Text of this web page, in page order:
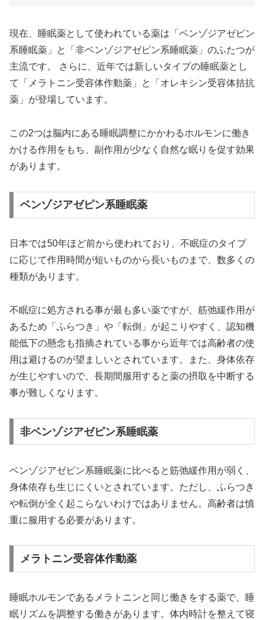
現在、睡眠薬として使われている薬は「ベンゾジアゼピン
系睡眠薬」と「非ベンゾジアゼピン系睡眠薬」のふたつが
主流です。 さらに、近年では新しいタイプの睡眠薬とし
て「メラトニン受容体作動薬」と「オレキシン受容体拮抗
薬」が登場しています。
この2つは脳内にある睡眠調整にかかわるホルモンに働き
かける作用をもち、副作用が少なく自然な眠りを促す効果
があります。
ベンゾジアゼピン系睡眠薬
日本では50年ほど前から使われており、不眠症のタイプ
に応じて作用時間が短いものから長いものまで、数多くの
種類があります。
不眠症に処方される事が最も多い薬ですが、筋弛緩作用が
あるため「ふらつき」や「転倒」が起こりやすく、認知機
能低下の懸念も指摘されている事から近年では高齢者の使
用は避けるのが望ましいとされています。また、身体依存
が生じやすいので、長期間服用すると薬の摂取を中断する
事が難しくなります。
非ベンゾジアゼピン系睡眠薬
ベンゾジアゼピン系睡眠薬に比べると筋弛緩作用が弱く、
身体依存も生じにくいとされています。ただし、ふらつき
や転倒が全く起こらないわけではありません。高齢者は慎
重に服用する必要があります。
メラトニン受容体作動薬
睡眠ホルモンであるメラトニンと同じ働きをする薬で、睡
眠リズムを調整する働きがあります。体内時計を整えて寝